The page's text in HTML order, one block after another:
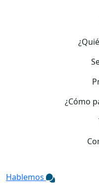
¿Cómo
Hablemos